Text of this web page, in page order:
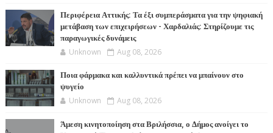
Περιφέρεια Αττικής: Τα έξι συμπεράσματα για την ψηφιακή
μετάβαση των επιχειρήσεων - Χαρδαλιάς: Στηρίζουμε τις
παραγωγικές δυνάμεις
Unknown Aug 08, 2026
Ποια φάρμακα και καλλυντικά πρέπει να μπαίνουν στο
ψυγείο
Unknown Aug 08, 2026
Άμεση κινητοποίηση στα Βριλήσσια, ο Δήμος ανοίγει το